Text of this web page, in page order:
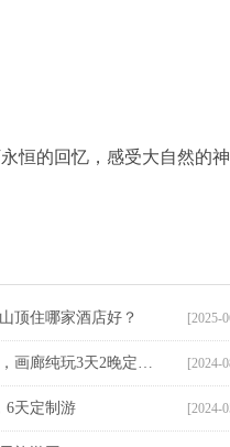
恒的回忆，感受大自然的
[2025-
顶住哪家酒店好？
[2024-
徽州古城、宏村、西递，画廊纯玩3天2晚定制游
[2024-
6天定制游